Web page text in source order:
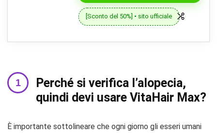
[Sconto del 50%] • sito ufficiale
Perché si verifica l’alopecia,
quindi devi usare VitaHair Max?
È importante sottolineare che ogni giorno gli esseri umani